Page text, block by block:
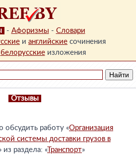
- Афоризмы - Словари
и английские сочинения
белорусскиеизложения
Отзывы
обсудить работу «Организация
системы доставки грузов в
из раздела: «Транспорт»